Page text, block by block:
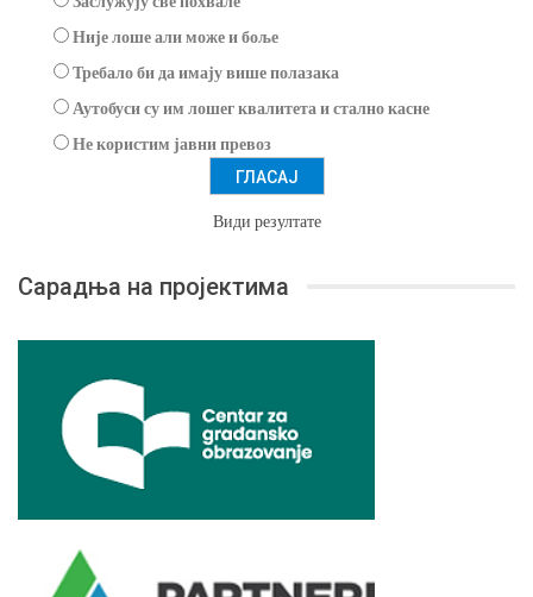
Није лоше али може и боље
Требало би да имају више полазака
Аутобуси су им лошег квалитета и стално касне
Не користим јавни превоз
Види резултате
Сарадња на пројектима